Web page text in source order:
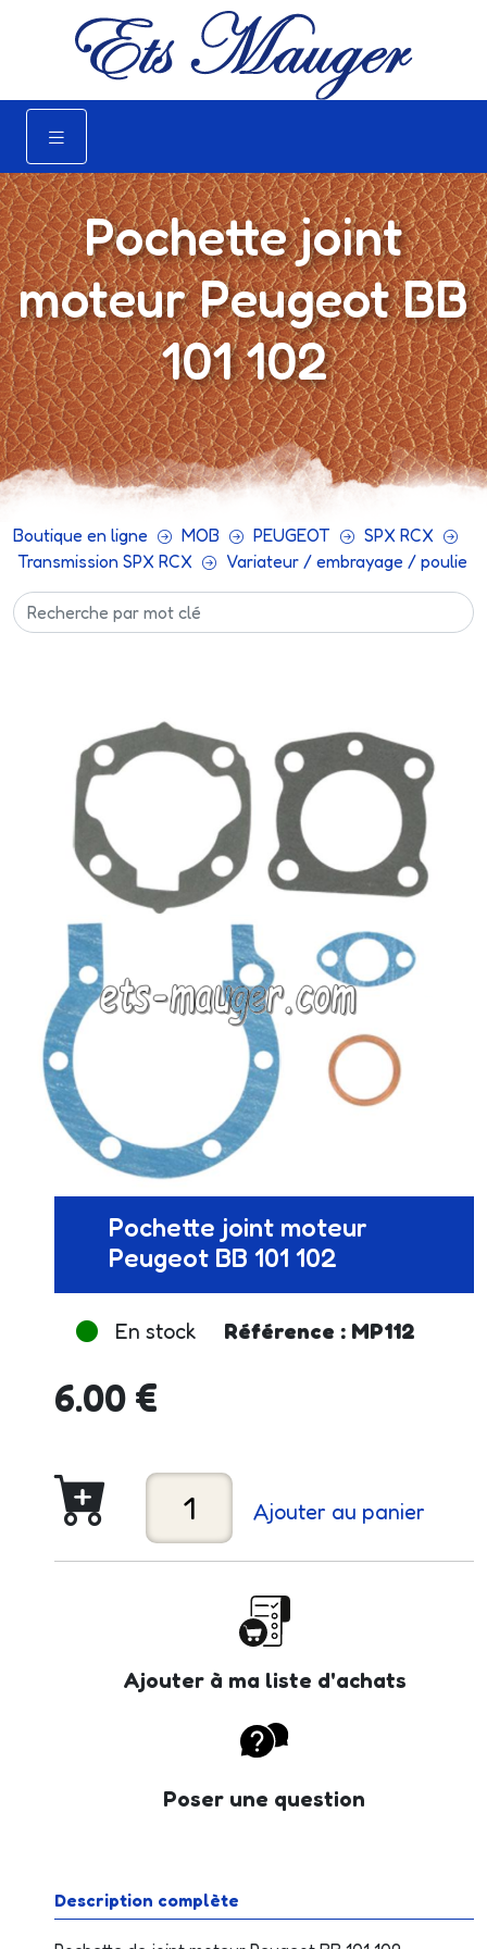
Pochette joint
moteur Peugeot BB
101 102
Boutique en ligne MOB PEUGEOT
SPX RCX
Transmission SPX RCX
Variateur / embrayage / poulie
Pochette joint moteur
Peugeot BB 101 102
En stock Référence : MP112
6.00 €
Ajouter au panier
Ajouter à ma liste d'achats
Poser une question
Description complète